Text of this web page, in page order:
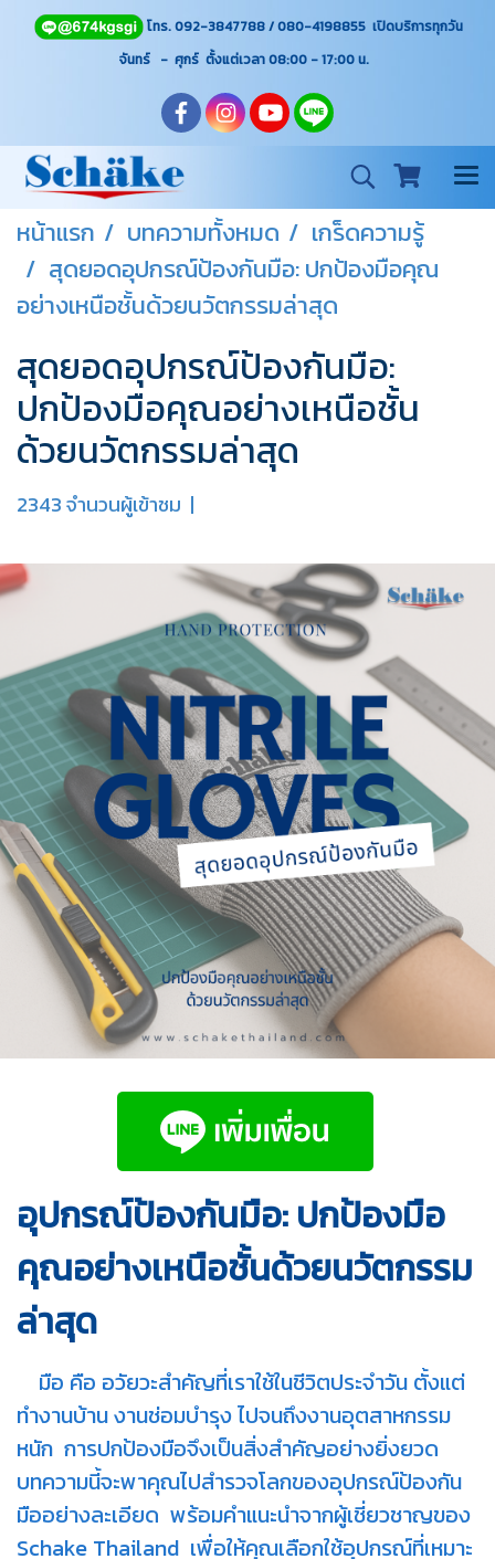
โทร. 092-3847788 / 080-4198855 เปิดบริการทุกวัน
จันทร์ - ศุกร์ ตั้งแต่เวลา 08:00 - 17:00น.
หน้าแรก บทความทั้งหมด
เกร็ดความรู้
สุดยอดอุปกรณ์ป้องกันมือ: ปกป้องมือคุณ
อย่างเหนือชั้นด้วยนวัตกรรมล่าสุด
สุดยอดอุปกรณ์ป้องกันมือ:
ปกป้องมือคุณอย่างเหนือชั้น
ด้วยนวัตกรรมล่าสุด
2343 จำนวนผู้เข้าชม |
อุปกรณ์ป้องกันมือ: ปกป้องมือ
คุณอย่างเหนือชั้นด้วยนวัตกรรม
ล่าสุด
มือ คือ อวัยวะสำคัญที่เราใช้ในชีวิตประจำวัน ตั้งแต่
ทำงานบ้าน งานช่อมบำรุง ไปจนถึงงานอุตสาหกรรม
หนัก การปกป้องมือจึงเป็นสิ่งสำคัญอย่างยิ่งยวด
บทความนี้จะพาคุณไปสำรวจโลกของอุปกรณ์ป้องกัน
มืออย่างละเอียด พร้อมคำแนะนำจากผู้เชี่ยวชาญของ
Schake Thailand เพื่อให้คุณเลือกใช้อุปกรณ์ที่เหมาะ